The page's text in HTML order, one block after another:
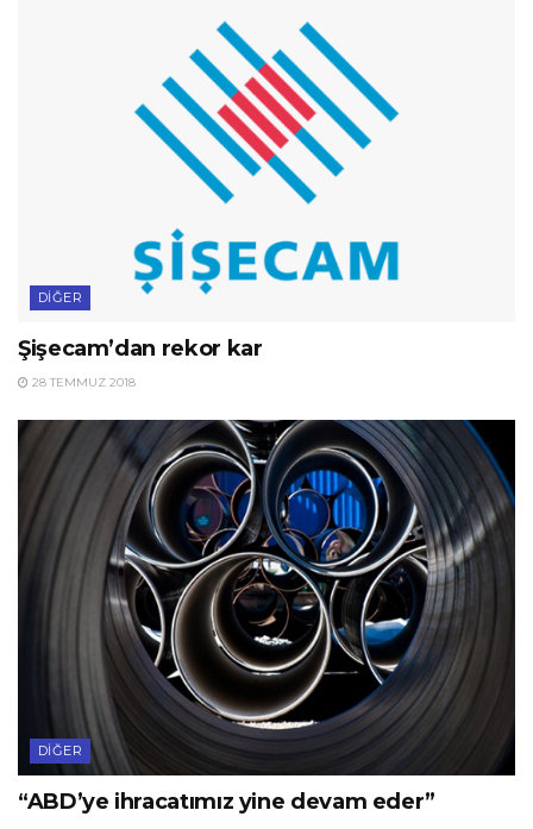
DIĞER
Şişecam’dan rekor kar
28 TEMMUZ 2018
DIĞER
“ABD’ye ihracatımız yine devam eder”